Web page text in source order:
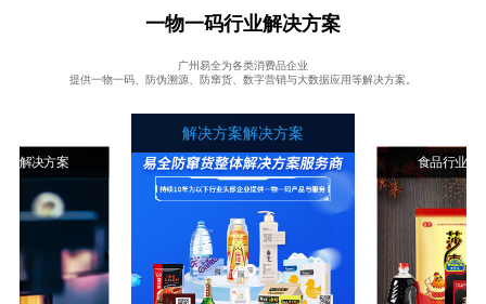
一物一码行业解决方案
广州易全为各类消费品企业
提供一物一码、防伪溯源、防窜货、数字营销与大数据应用等解决方案。
业解决方案
解决方案解决方案
食品行业解